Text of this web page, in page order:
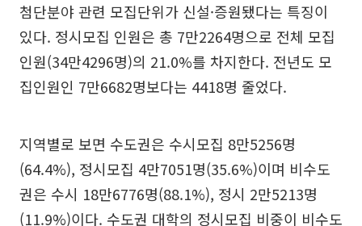
첨단분야 관련 모집단위가 신설·증원됐다는 특징이
있다. 정시모집 인원은 총 7만2264명으로 전체 모집
인원(34만4296명)의 21.0%를 차지한다. 전년도 모
집인원인 7만6682명보다는 4418명 줄었다.
지역별로 보면 수도권은 수시모집 8만5256명
(64.4%), 정시모집 4만7051명(35.6%)이며 비수도
권은 수시 18만6776명(88.1%), 정시 2만5213명
(11.9%)이다. 수도권 대학의 정시모집 비중이 비수도